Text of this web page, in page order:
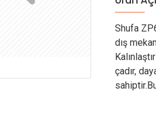
Shufa
dış
çadır,